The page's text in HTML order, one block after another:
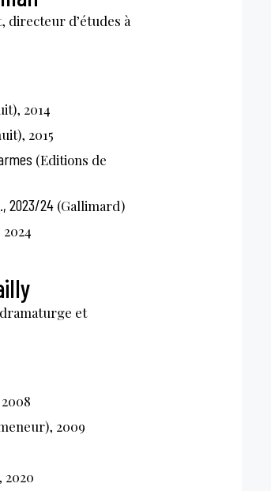
directeur d’études à
2014
2015
(Editions de
2023/24(Gallimard)
et
2009